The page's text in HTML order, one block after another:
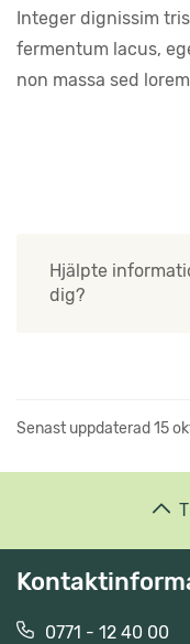
Integer dignissim
fermentum lacus,
non massa sed
Hjälpte
dig?
Senast uppdaterad 15
0771 - 12 40 00